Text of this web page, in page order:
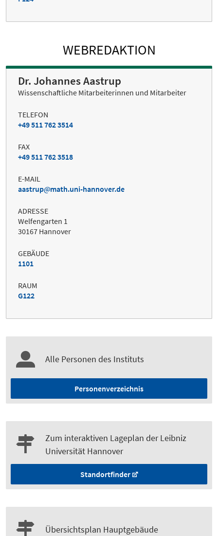
WEBREDAKTION
Dr. Johannes Aastrup
Wissenschaftliche Mitarbeiterinnen und Mitarbeiter
TELEFON
+49 511 762 3514
FAX
+49 511 762 3518
E-MAIL
aastrup
math.uni-hannover.de
ADRESSE
Welfengarten 1
30167 Hannover
GEBÄUDE
1101
RAUM
G122
Alle Personen des Instituts
Personenverzeichnis
Zum interaktiven Lageplan der Leibniz
Universität Hannover
Standortfinder
Übersichtsplan Hauptgebäude